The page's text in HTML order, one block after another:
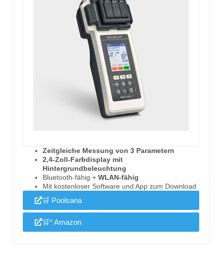
Zeitgleiche Messung von 3 Parametern
2,4-Zoll-Farbdisplay mit
Hintergrundbeleuchtung
Bluetooth-fähig + WLAN-fähig
Mit kostenloser Software und App zum Download
🛒 Poolsana
🛒* Amazon